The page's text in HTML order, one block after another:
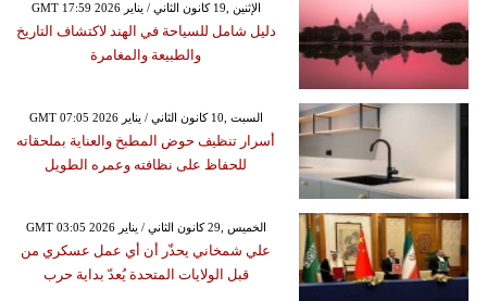
GMT 17:59 2026 الإثنين ,19 كانون الثاني / يناير
دليل شامل للسياحة في الهند لاكتشاف التاريخ
والطبيعة والمغامرة
GMT 07:05 2026 السبت ,10 كانون الثاني / يناير
أسرار تنظيف حوض المطبخ والعناية بملحقاته
للحفاظ على نظافته وعمره الطويل
GMT 03:05 2026 الخميس ,29 كانون الثاني / يناير
علي شمخاني يحذّر أن أي عمل عسكري من
قبل الولايات المتحدة يُعدّ بداية حرب